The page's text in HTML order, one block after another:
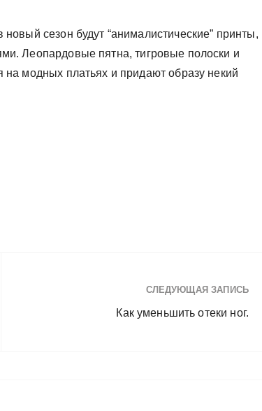
сезон будут “анималистические” принты,
Леопардовые пятна, тигровые полоски и
на модных платьях и придают образу некий
СЛЕДУЮЩАЯ ЗАПИСЬ
Как уменьшить отеки ног.